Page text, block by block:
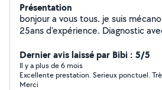
Présentation
bonjour a vous tous. je suis
25ans d'expérience. Diagnostic
voiture.TIKTOK ( lemecanoducoin )
Dernier avis laissé par Bibi : 5/5
Il y a plus de 6 mois
Excellente prestation. Serieux ponctuel.
Merci